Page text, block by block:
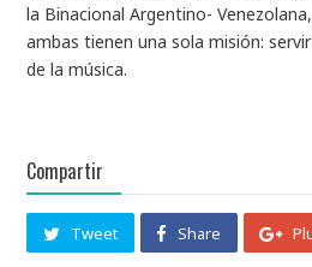
la Binacional Argentino-
ambas tienen una sola misión:
de la música.
Compartir
Tweet Share